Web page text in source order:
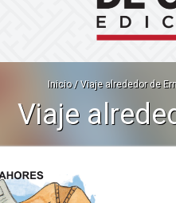
Inicio / Viaje alrededor de
Viaje